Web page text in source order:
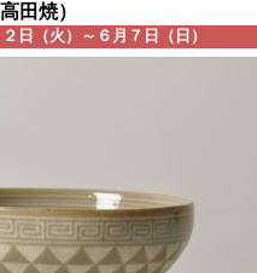
田焼）
日（火）～６月７日（日）